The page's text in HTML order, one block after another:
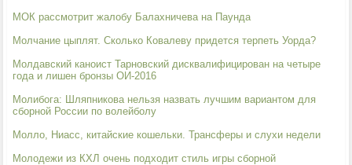
МОК рассмотрит жалобу Балахничева на Паунда
Молчание цыплят. Сколько Ковалеву придется терпеть Уорда?
Молдавский каноист Тарновский дисквалифицирован на четыре
года и лишен бронзы ОИ-2016
Молибога: Шляпникова нельзя назвать лучшим вариантом для
сборной России по волейболу
Молло, Ниасс, китайские кошельки. Трансферы и слухи недели
Молодежи из КХЛ очень подходит стиль игры сборной